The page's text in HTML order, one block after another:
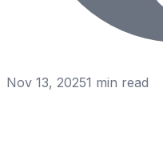
Nov 13, 20251 min read